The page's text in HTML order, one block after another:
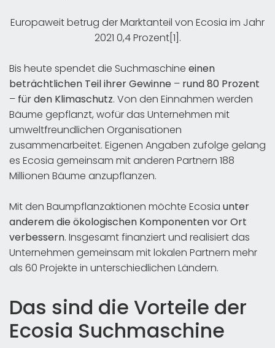
Europaweit betrug der Marktanteil von Ecosia im Jahr
2021 0,4 Prozent[1].
Bis heute spendet die Suchmaschine einen
beträchtlichen Teil ihrer Gewinne – rund 80 Prozent
– für den Klimaschutz. Von den Einnahmen werden
Bäume gepflanzt, wofür das Unternehmen mit
umweltfreundlichen Organisationen
zusammenarbeitet. Eigenen Angaben zufolge gelang
es Ecosia gemeinsam mit anderen Partnern 188
Millionen Bäume anzupflanzen.
Mit den Baumpflanzaktionen möchte Ecosia unter
anderem die ökologischen Komponenten vor Ort
verbessern. Insgesamt finanziert und realisiert das
Unternehmen gemeinsam mit lokalen Partnern mehr
als 60 Projekte in unterschiedlichen Ländern.
Das sind die Vorteile der
Ecosia Suchmaschine